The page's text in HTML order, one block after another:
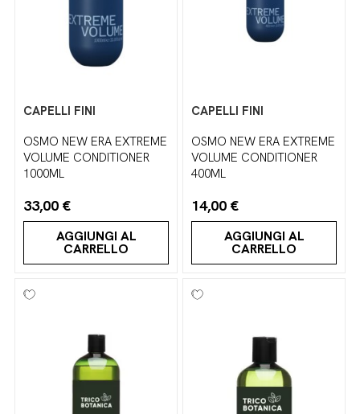
CAPELLI FINI
OSMO NEW ERA EXTREME
VOLUME CONDITIONER
1000ML
33,00 €
AGGIUNGI AL
CARRELLO
CAPELLI FINI
OSMO NEW ERA EXTREME
VOLUME CONDITIONER
400ML
14,00 €
AGGIUNGI AL
CARRELLO